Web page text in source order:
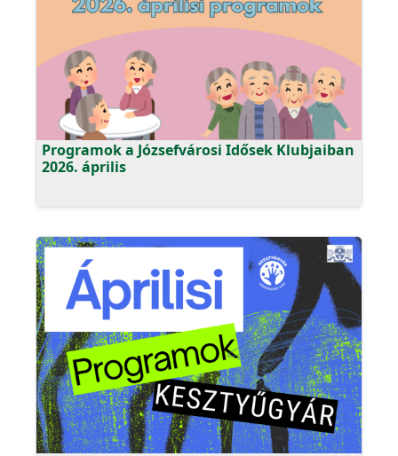
Programok a Józsefvárosi Idősek Klubjaiban
2026. április